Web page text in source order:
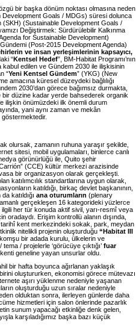
bir başka dönüm noktası olmasına neden
Development Goals / MDGs) süresi dolunca
(SKH) (Sustainable Development Goals /
Değiştirmek: Sürdürülebilir Kalkınma
for Sustainable Development)
(Post-2015 Development Agenda)
ve insan yerleşimlerinin kapsayıcı,
“Kentsel Hedef”, BM-Habitat Programı’nın
edilen ve Gündem 2030 ile ilişkisinin
“Yeni Kentsel Gündem” (YKG) (New
amacına küresel düzeydeki bağlılığı
2030’dan görece bağımsız durmakta,
bir düzine kadar yerde bahsederek organik
ilişkin önümüzdeki ilk önemli durum
yani aynı zaman ve mekân
göstermektedir.
olursak, zamanın ruhuna yaraşır şekilde,
sitesi, mobil uygulamaları, binlerce canlı
görünürlüğü ile, Quito şehir
(CCE) kültür merkezi arazisinde
bir organizasyon olarak gerçekleşti.
katılımcılık standartlarına uygun olarak,
katıldığı, birkaç devlet başkanının,
katıldığı ana oturumların (plenary
gerçekleşen 16 kategorideki yüzlerce
her tür konuda aktif sivil, yarı-resmî veya
Erişim kontrollü alanın dışında,
kent merkezindeki sokak, park, meydan
nitelikli projenin oluşturduğu “Habitat III
bir adada kurulu, ülkelerin ve
/ projelerle ‘görücüye çıktığı’ fuar
geneline yayan unsurlar oldu.
bir hafta boyunca ağırlanan yaklaşık
oluştururken, ekonomisi görece mütevazı
aşırı yüklenme nedeniyle yaşanan
oluşturduğu uzun sıralar nedeniyle
olduktan sonra, ilerleyen günlerde daha
hizmetleri için salon önlerinde pazarlık
sunum yapacağı etkinliğe denk gelen,
karşıladığımız başka bazı küçük